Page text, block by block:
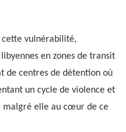
cette vulnérabilité,
en zones de transit
de centres de détention où
un cycle de violence et
malgré elle au cœur de ce